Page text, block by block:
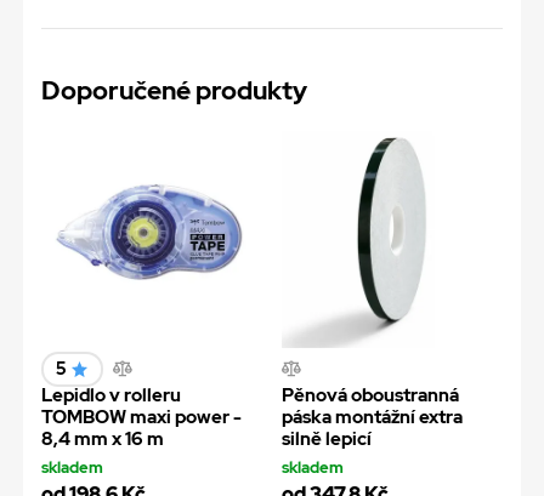
Doporučené produkty
5
Lepidlo v rolleru
TOMBOW maxi power -
8,4 mm x 16 m
skladem
Pěnová oboustranná
páska montážní extra
silně lepicí
skladem